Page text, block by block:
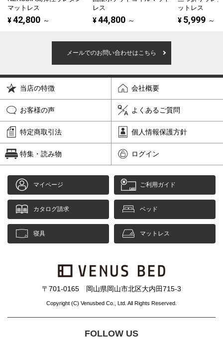
マットレス
¥42,800 ～
レス
¥44,800 ～
ットレス
¥ 5,999 ～
メールでのお問い合わせはこちら
当店の特徴 会社概要
お客様の声 よくあるご質問
特定商取引法 個人情報保護方針
特集・読み物 ログイン
マイページ ご利用ガイド
カタログ請求 ベッド
寝具 マットレス
〒701-0165 岡山県岡山市北区大内田715-3
Copyright (C) Venusbed Co., Ltd. All Rights Reserved.
FOLLOW US